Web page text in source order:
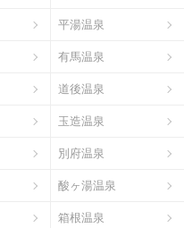
平湯温泉
有馬温泉
道後温泉
玉造温泉
別府温泉
酸ヶ湯温泉
箱根温泉